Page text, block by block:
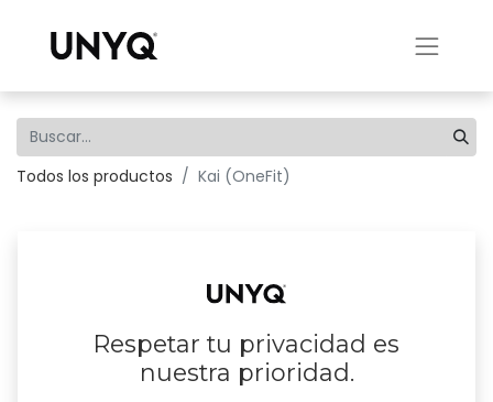
Todos los productos Kai (OneFit)
Respetar tu privacidad es
nuestra prioridad.